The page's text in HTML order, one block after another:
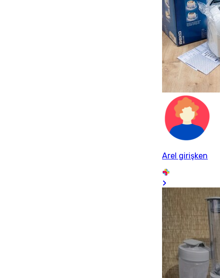
Arel girişken